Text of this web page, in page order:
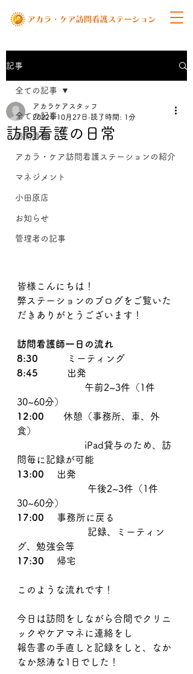
記事
全ての記事
訪問看護
アカラ・ケア訪問看護ステーションの紹介
マネジメント
小田原店
お知らせ
管理者の記事
全ての記事
訪問看護の日常
アカラケアスタッフ
2022年10月27日 読了時間: 1分
皆様こんにちは！
弊ステーションのブログをご覧いた
だきありがとうございます！
​訪問看護師一日の流れ
8:30 ミーティング
8:45 出発
午前2~3件（1件
30~60分）
12:00 休憩（事務所、車、外
食）
iPad貸与のため、訪
問毎に記録が可能
13:00
出発
午後2~3件（1件
30~60分）
17:00 事務所に戻る
記録、ミーティン
グ、勉強会等
17:30 帰宅
このような流れです！
今日は訪問をしながら合間でクリニ
ックやケアマネに連絡をし
報告書の手直しと記録をしと、なか
なか怒涛な1日でした！